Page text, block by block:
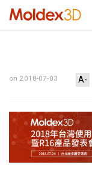
on 2018-07-03 A-